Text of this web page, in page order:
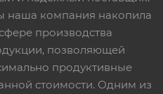
наша компания накопила
производства
позволяющей
продуктивные
стоимости. Одним из